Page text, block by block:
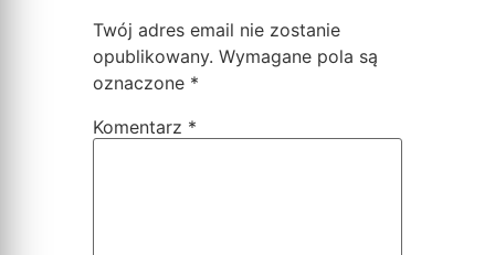
Twój adres email nie zostanie
opublikowany. Wymagane pola są
oznaczone *
Komentarz *